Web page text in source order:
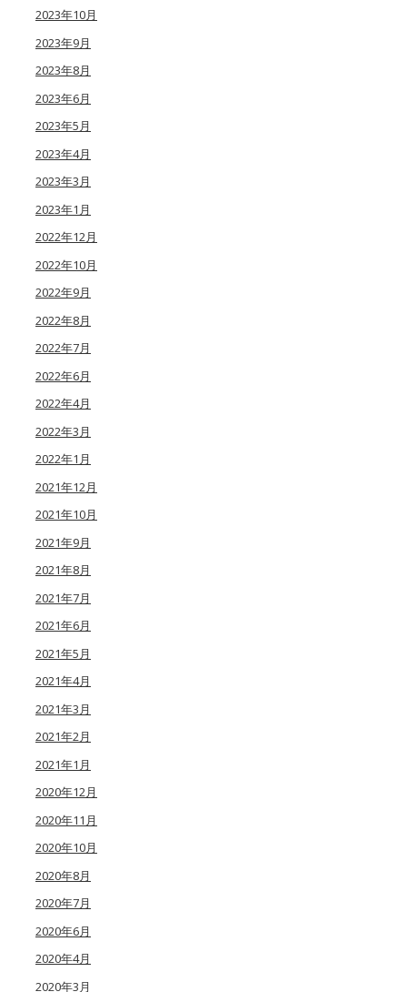
2023年10月
2023年9月
2023年8月
2023年6月
2023年5月
2023年4月
2023年3月
2023年1月
2022年12月
2022年10月
2022年9月
2022年8月
2022年7月
2022年6月
2022年4月
2022年3月
2022年1月
2021年12月
2021年10月
2021年9月
2021年8月
2021年7月
2021年6月
2021年5月
2021年4月
2021年3月
2021年2月
2021年1月
2020年12月
2020年11月
2020年10月
2020年8月
2020年7月
2020年6月
2020年4月
2020年3月